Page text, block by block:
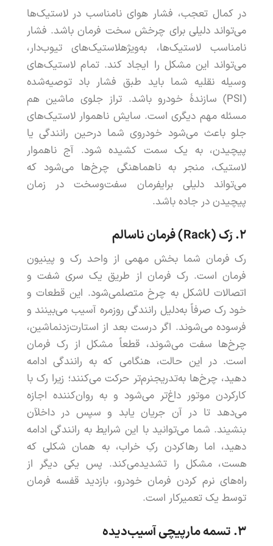
در کمال تعجب، فشار هوای نامناسب در لاستیکها
میتواند دلیلی برای چرخش سخت فرمان باشد. فشار
نامناسب
لاستیکها، بهویژهلاستیکهای تیوبدار،
میتواند این مشکل را ایجاد کند.تمام لاستیکهای
وسیله نقلیه شما باید طبق فشار باد توصیهشده
(
PSI
) سازندۀ خودرو باشد. تراز جلوی ماشین هم
مسئله مهم دیگری است. سایش ناهموار لاستیکهای
جلو باعث میشود خودروی شما درحین رانندگی یا
پیچیدن،به یک سمت کشیده شود. آج ناهموار
لاستیک، منجر به ناهماهنگی چرخها میشود که
میتواند دلیلی برایفرمان سفتوسخت در
زمان
پیچیدن در جاده باشد.
۲. رک(
Rack
)فرمانناسالم
رک فرمان شما بخش مهمی از واحد رک و پینیون
فرمان است. رک فرمان از طریق یک سری شفت و
اتصالات Uشکل به چرخ متصلمیشود. این قطعات و
خود رک صرفا ًبهدلیل رانندگی روزمره آسیب میبینند و
فرسوده میشوند. اگر درست بعد از استارتزدنماشین،
چرخها سفت میشوند، قطعا مشکل از رک فرمان
است. در این حالت، هنگامی که به رانندگی ادامه
دهید، چرخها بهتدریجنرمتر حرکت میکنند؛ زیرا رک با
کارکردن موتور داغتر میشود و به روانکننده اجازه
میدهد تا در آن جریان یابد و سپس در داخلآن
بنشیند. شما میتوانید با این شرایط به رانندگی ادامه
دهید، اما رهاکردن رکِ خراب،به همان شکلی که
هست،مشکل را تشدیدمیکند. پس یکی دیگر از
راههای نرم کردن فرمان خودرو،بازدید قفسه فرمان
توسط یک تعمیرکار است.
۳. تسمهمارپیچیآسیبدیده